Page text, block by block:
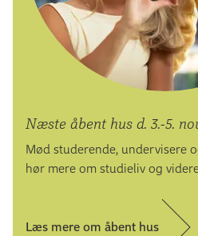
Næste åbent hus d. 3.-5.
Mød studerende, undervisere
hør mere om studieliv og
Læs mere om åbent hus